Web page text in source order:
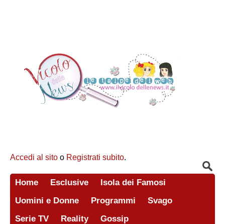
Accedi al sito o Registrati subito.
Home Esclusive
Isola dei Famosi
Uomini e Donne
Programmi
Svago
Serie TV
Reality Gossip